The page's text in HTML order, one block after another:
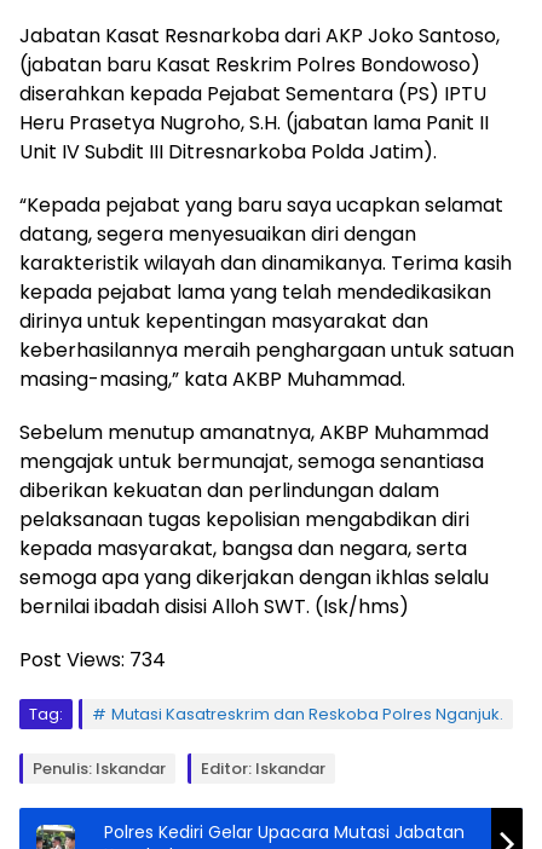
Jabatan Kasat Resnarkoba dari AKP Joko Santoso,
(jabatan baru Kasat Reskrim Polres Bondowoso)
diserahkan kepada Pejabat Sementara (PS) IPTU
Heru Prasetya Nugroho, S.H. (jabatan lama Panit II
Unit IV Subdit III Ditresnarkoba Polda Jatim).
“Kepada pejabat yang baru saya ucapkan selamat
datang, segera menyesuaikan diri dengan
karakteristik wilayah dan dinamikanya. Terima kasih
kepada pejabat lama yang telah mendedikasikan
dirinya untuk kepentingan masyarakat dan
keberhasilannya meraih penghargaan untuk satuan
masing-masing,” kata AKBP Muhammad.
Sebelum menutup amanatnya, AKBP Muhammad
mengajak untuk bermunajat, semoga senantiasa
diberikan kekuatan dan perlindungan dalam
pelaksanaan tugas kepolisian mengabdikan diri
kepada masyarakat, bangsa dan negara, serta
semoga apa yang dikerjakan dengan ikhlas selalu
bernilai ibadah disisi Alloh SWT. (Isk/hms)
Post Views: 734
Tag: Mutasi Kasatreskrim dan Reskoba Polres Nganjuk.
Penulis: Iskandar Editor: Iskandar
Polres Kediri Gelar Upacara Mutasi Jabatan